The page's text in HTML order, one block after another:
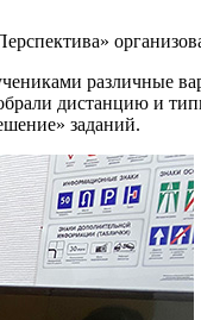
различные
дистанцию и
заданий.